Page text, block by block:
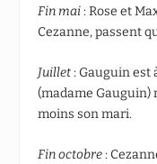
Fin mai: Rose et
Cezanne, passent
Juillet: Gauguin est
(madame Gauguin)
moins son mari.
Fin octobre: